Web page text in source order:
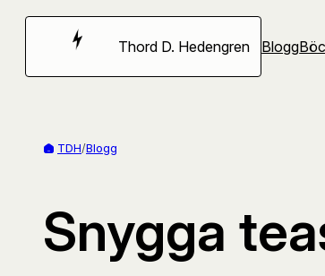
Hoppa
Thord D. Hedengren Blogg
TDH/Blogg
Snygga